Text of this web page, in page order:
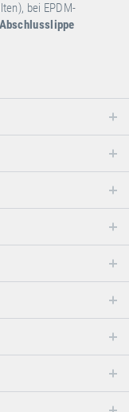
bei EPDM-